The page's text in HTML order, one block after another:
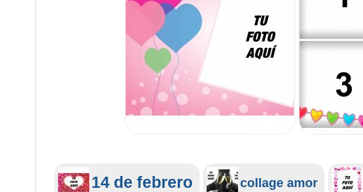
14 de febrero collage amor